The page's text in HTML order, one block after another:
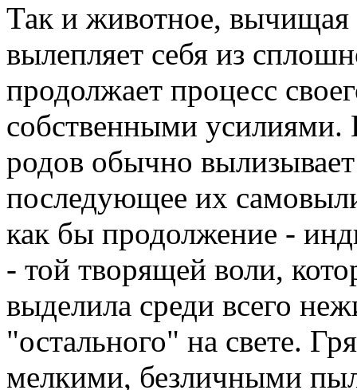
Так и животное, вычищая
вылепляет себя из
продолжает процесс
собственными усилиями.
родов обычно
последующее их
как бы продолжение -
- той творящей воли,
выделила среди всего
"остального" на свете.
мелкими, безличными